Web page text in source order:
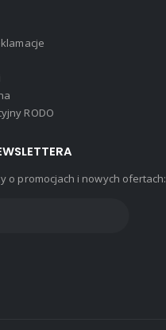
RODO
o promocjach i nowych ofertach: